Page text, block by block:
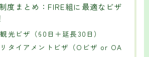
度まとめ：FIRE組に最適なビザ
光ビザ（60日＋延長30日）
タイアメントビザ（Oビザ or OA